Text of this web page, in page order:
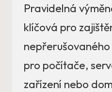
Pravidelná
klíčová pro
pro počítače,
zařízení nebo